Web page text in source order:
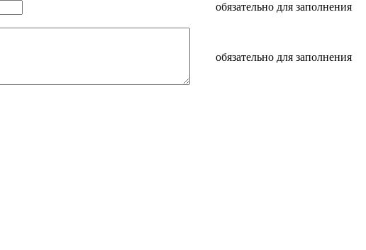
обязательно для заполнения
обязательно для заполнения